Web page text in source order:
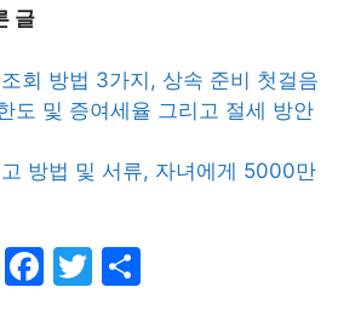
글
회 방법 3가지, 상속 준비 첫걸음
도 및 증여세율 그리고 절세 방안
방법 및 서류, 자녀에게 5000만
M F
T